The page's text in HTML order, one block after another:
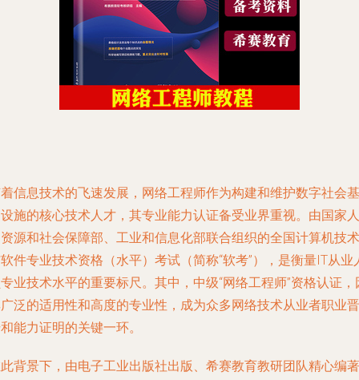
信息技术的飞速发展，网络工程师作为构建和维护数字社会基
施的核心技术人才，其专业能力认证备受业界重视。由国家人
源和社会保障部、工业和信息化部联合组织的全国计算机技术
件专业技术资格（水平）考试（简称“软考”），是衡量IT从业
业技术水平的重要标尺。其中，中级“网络工程师”资格认证，
泛的适用性和高度的专业性，成为众多网络技术从业者职业晋
能力证明的关键一环。
背景下，由电子工业出版社出版、希赛教育教研团队精心编著